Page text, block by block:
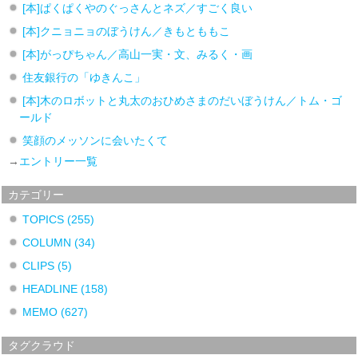
[本]ぱくぱくやのぐっさんとネズ／すごく良い
[本]クニョニョのぼうけん／きもとももこ
[本]がっぴちゃん／高山一実・文、みるく・画
住友銀行の「ゆきんこ」
[本]木のロボットと丸太のおひめさまのだいぼうけん／トム・ゴ
ールド
笑顔のメッソンに会いたくて
→ エントリー一覧
カテゴリー
TOPICS(255)
COLUMN(34)
CLIPS(5)
HEADLINE(158)
MEMO(627)
タグクラウド